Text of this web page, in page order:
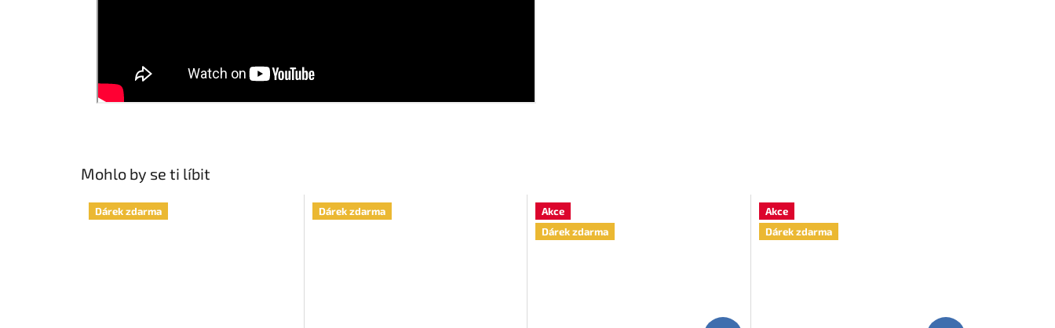
Mohlo by se ti líbit
Dárek zdarma Dárek zdarma
Akce
Dárek zdarma
Akce
Dárek zdarma